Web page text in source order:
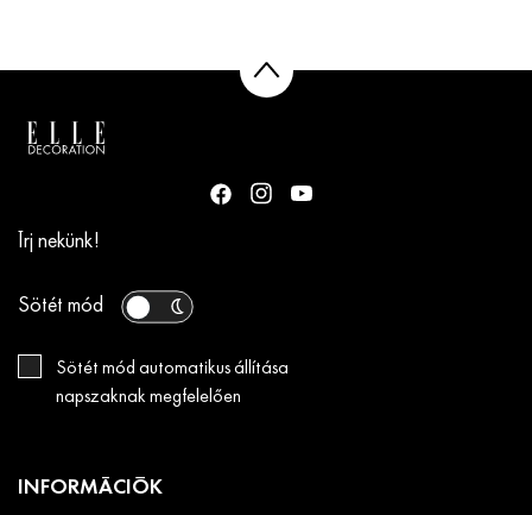
Írj nekünk!
Sötét mód
Sötét mód automatikus állítása
napszaknak megfelelően
INFORMÁCIÓK